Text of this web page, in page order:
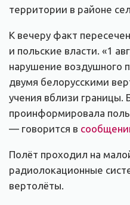
территории в районе
К вечеру факт
и польские власти. «1
нарушение воздушного
двумя белорусскими
учения вблизи границы.
проинформировала
— говорится в
Полёт проходил на
радиолокационные
вертолёты.